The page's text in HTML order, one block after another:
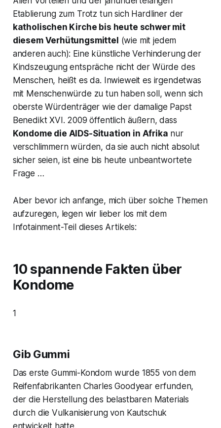
Etablierung zum Trotz tun sich Hardliner der
katholischen Kirche bis heute schwer mit
diesem Verhütungsmittel (wie mit jedem
anderen auch): Eine künstliche Verhinderung der
Kindszeugung entspräche nicht der Würde des
Menschen, heißt es da. Inwieweit es irgendetwas
mit Menschenwürde zu tun haben soll, wenn sich
oberste Würdenträger wie der damalige Papst
Benedikt XVI. 2009 öffentlich äußern, dass
Kondome die AIDS-Situation in Afrika nur
verschlimmern würden, da sie auch nicht absolut
sicher seien, ist eine bis heute unbeantwortete
Frage …
Aber bevor ich anfange, mich über solche Themen
aufzuregen, legen wir lieber los mit dem
Infotainment-Teil dieses Artikels:
10 spannende Fakten über
Kondome
1
Gib Gummi
Das erste Gummi-Kondom wurde 1855 von dem
Reifenfabrikanten Charles Goodyear erfunden,
der die Herstellung des belastbaren Materials
durch die Vulkanisierung von Kautschuk